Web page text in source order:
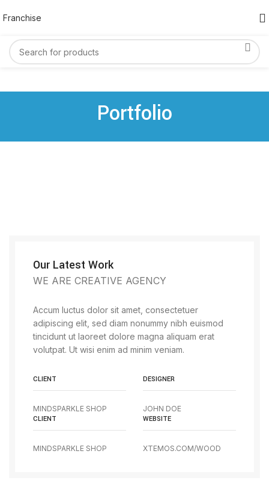
Franchise
Portfolio
Our Latest Work
WE ARE CREATIVE AGENCY
Accum luctus dolor sit amet, consectetuer
adipiscing elit, sed diam nonummy nibh euismod
tincidunt ut laoreet dolore magna aliquam erat
volutpat. Ut wisi enim ad minim veniam.
CLIENT
MINDSPARKLE SHOP
DESIGNER
JOHN DOE
CLIENT
MINDSPARKLE SHOP
WEBSITE
XTEMOS.COM/WOOD